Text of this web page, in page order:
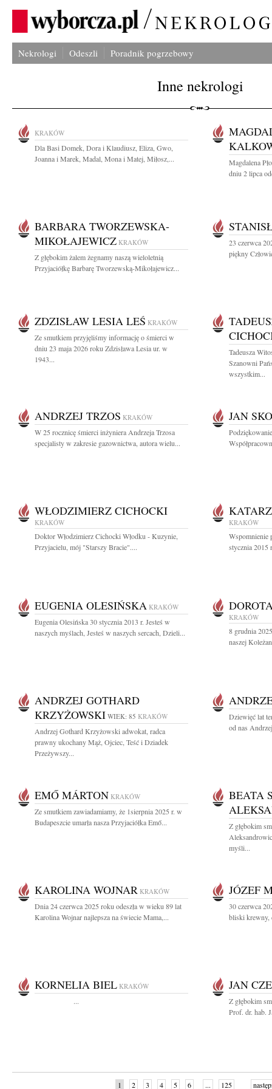
Nekrologi Odeszli Poradnik pogrzebowy
Inne nekrologi
KRAKÓW
Dla Basi Domek, Dora i Klaudiusz, Eliza, Gwo,
Joanna i Marek, Madal, Mona i Matej, Miłosz,...
Magdalena
dniu 2 lipca
BARBARA TWORZEWSKA-
MIKOŁAJEWICZ KRAKÓW
Z głębokim żalem żegnamy naszą wieloletnią
Przyjaciółkę Barbarę Tworzewską-Mikołajewicz...
23 czerwca
piękny
ZDZISŁAW LESIA LEŚ KRAKÓW
Ze smutkiem przyjęliśmy informację o śmierci w
dniu 23 maja 2026 roku Zdzisława Lesia ur. w
1943...
Tadeusza
Szanowni
wszystkim...
ANDRZEJ TRZOS KRAKÓW
W 25 rocznicę śmierci inżyniera Andrzeja Trzosa
specjalisty w zakresie gazownictwa, autora wielu...
JAN
WŁODZIMIERZ CICHOCKI
KRAKÓW
Doktor Włodzimierz Cichocki Włodku - Kuzynie,
Przyjacielu, mój "Starszy Bracie"....
KRAKÓW
Wspomnienie
stycznia 2015
EUGENIA OLESIŃSKA KRAKÓW
Eugenia Olesińska 30 stycznia 2013 r. Jesteś w
naszych myślach, Jesteś w naszych sercach, Dzieli...
KRAKÓW
8 grudnia
naszej
ANDRZEJ GOTHARD
KRZYŻOWSKI WIEK: 85 KRAKÓW
Andrzej Gothard Krzyżowski adwokat, radca
prawny ukochany Mąż, Ojciec, Teść i Dziadek
Przeżywszy...
Dziewięć lat
od nas
EMŐ MÁRTON KRAKÓW
Ze smutkiem zawiadamiamy, że 1sierpnia 2025 r. w
Budapeszcie umarła nasza Przyjaciółka Emő...
BEATA
Z głębokim
myśli...
KAROLINA WOJNAR KRAKÓW
Dnia 24 czerwca 2025 roku odeszła w wieku 89 lat
Karolina Wojnar najlepsza na świecie Mama,...
JÓZEF
30 czerwca
bliski krewny,
KORNELIA BIEL KRAKÓW
...
JAN
Z głębokim
Prof. dr. hab.
1 2 3 4 5 6 ... 125